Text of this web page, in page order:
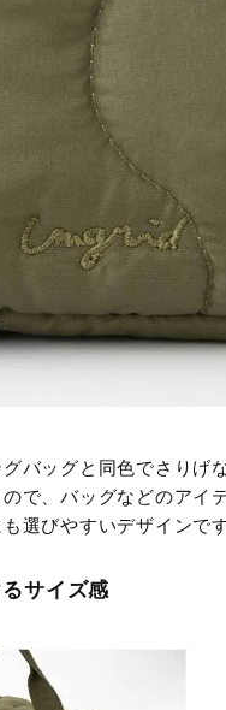
バッグと同色でさりげ
で、バッグなどのアイ
選びやすいデザインです
サイズ感